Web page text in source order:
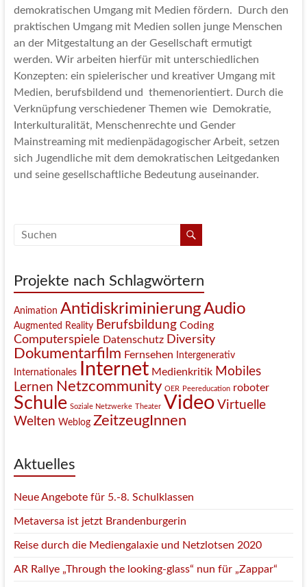
demokratischen Umgang mit Medien fördern. Durch den
praktischen Umgang mit Medien sollen junge Menschen
an der Mitgestaltung an der Gesellschaft ermutigt
werden. Wir arbeiten hierfür mit unterschiedlichen
Konzepten: ein spielerischer und kreativer Umgang mit
Medien, berufsbildend und themenorientiert. Durch die
Verknüpfung verschiedener Themen wie Demokratie,
Interkulturalität, Menschenrechte und Gender
Mainstreaming mit medienpädagogischer Arbeit, setzen
sich Jugendliche mit dem demokratischen Leitgedanken
und seine gesellschaftliche Bedeutung auseinander.
Projekte nach Schlagwörtern
Animation AntidiskriminierungAudio
Augmented Reality Berufsbildung Coding
Computerspiele Datenschutz Diversity
Dokumentarfilm Fernsehen
Intergenerativ
Internationales
Internet Medienkritik Mobiles
Lernen Netzcommunity OER Peereducation roboter
Schule Soziale Netzwerke Theater Video Virtuelle
Welten Weblog ZeitzeugInnen
Aktuelles
Neue Angebote für 5.-8. Schulklassen
Metaversa ist jetzt Brandenburgerin
Reise durch die Mediengalaxie und Netzlotsen 2020
AR Rallye „Through the looking-glass“ nun für „Zappar“